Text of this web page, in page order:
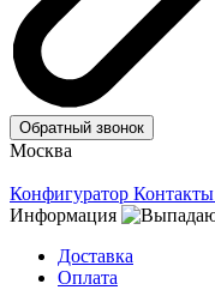
Обратный звонок
Москва
Конфигуратор Контакты
Информация
Доставка
Оплата